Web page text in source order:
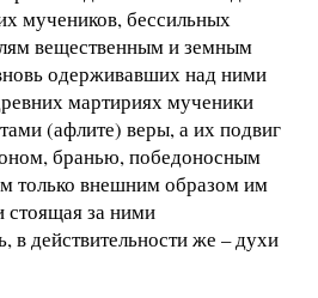
мучеников, бессильных
вещественным и земным
одерживавших над ними
мартириях мученики
(афлите) веры, а их подвиг
бранью, победоносным
только внешним образом им
стоящая за ними
в действительности же – духи